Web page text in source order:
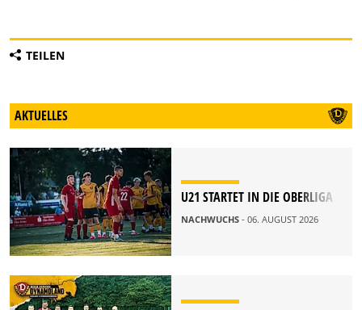
TEILEN
AKTUELLES
U21 STARTET IN DIE OBERLIGA
NACHWUCHS - 06. AUGUST 2026